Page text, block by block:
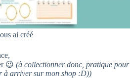
ai créé
😉 (à collectionner donc, pratique
à arriver sur mon shop :D))